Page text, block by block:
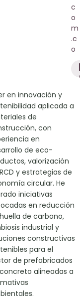
c
o
m
.c
o
en innovación y
aplicada a
de
con
en
de eco-
valorización
y estrategias de
circular. He
iniciativas
en reducción
de carbono,
industrial y
constructivas
para el
de prefabricados
alineadas a